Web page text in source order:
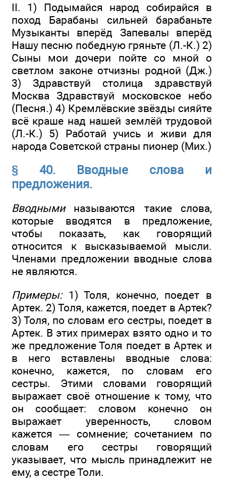
II. 1) Подымайся народ собирайся в
поход Барабаны сильней барабаньте
Музыканты вперёд Запевалы вперёд
Нашу песню победную гряньте (Л.-К.) 2)
Сыны мои дочери пойте со мной о
светлом законе отчизны родной (Дж.)
3) Здравствуй столица здравствуй
Москва Здравствуй московское небо
(Песня.) 4) Кремлёвские звёзды сияйте
всё краше над нашей землёй трудовой
(Л.-К.) 5) Работай учись и живи для
народа Советской страны пионер (Мих.)
§ 40. Вводные слова и
предложения.
Вводныминазываются такие слова,
которые вводятся в предложение,
чтобы показать, как говорящий
относится к высказываемой мысли.
Членами предложении вводные слова
не являются.
Примеры:1) Толя, конечно, поедет в
Артек. 2) Толя, кажется, поедет в Артек?
3) Толя, по словам его сестры, поедет в
Артек. В этих примерах взято одно и то
же предложение Толя поедет в Артек и
в него вставлены вводные слова:
конечно, кажется, по словам его
сестры. Этими словами говорящий
выражает своё отношение к тому, что
он сообщает: словом конечно он
выражает уверенность, словом
кажется — сомнение; сочетанием по
словам его сестры говорящий
указывает, что мысль принадлежит не
ему, а сестре Толи.